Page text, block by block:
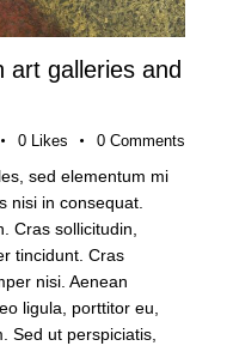
art galleries and
0 Likes 0 Comments
sed elementum mi
nisi in consequat.
Cras sollicitudin,
tincidunt. Cras
nisi. Aenean
ligula, porttitor eu,
Sed ut perspiciatis,